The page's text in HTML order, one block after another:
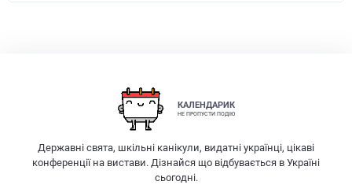
КАЛЕНДАРИК
НЕ ПРОПУСТИ ПОДІЮ
Державні свята, шкільні канікули, видатні українці, цікаві
конференції на вистави. Дізнайся що відбувається в Україні
сьогодні.